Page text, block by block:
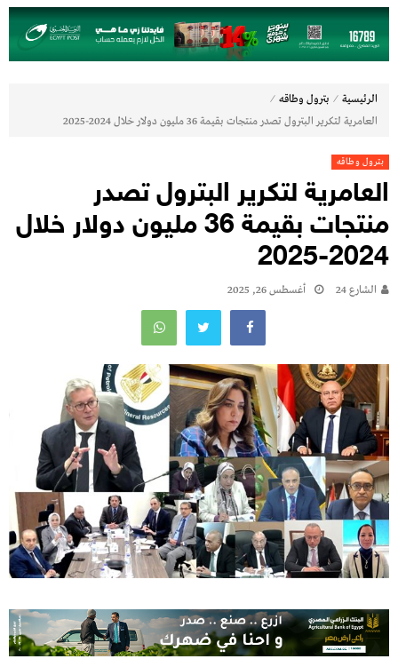
الرئيسية ⁄ بترول وطاقه ⁄
العامرية لتكرير البترول تصدر منتجات بقيمة 36 مليون دولار خلال 2024-2025
بترول وطاقه
العامرية لتكرير البترول تصدر
منتجات بقيمة 36 مليون دولار خلال
2024-2025
الشارع 24 أغسطس 26, 2025